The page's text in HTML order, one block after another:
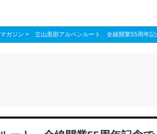
マガジン > 立山黒部アルペンルート、全線開業55周年